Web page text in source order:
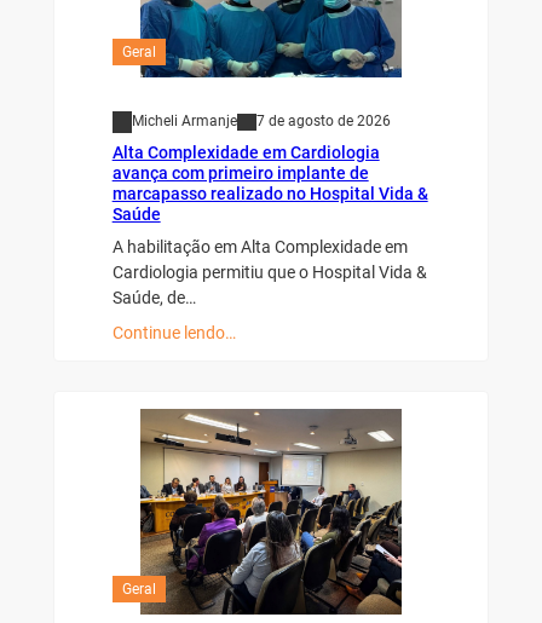
Geral
Micheli Armanje 7 de agosto de 2026
Alta Complexidade em Cardiologia
avança com primeiro implante de
marcapasso realizado no Hospital Vida &
Saúde
A habilitação em Alta Complexidade em
Cardiologia permitiu que o Hospital Vida &
Saúde, de…
Continue lendo…
Geral